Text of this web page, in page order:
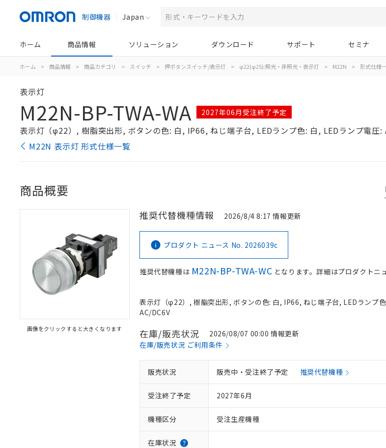
制御機器 Japan
ホーム 商品情報 ソリューション ダウンロード サポート セミナ
ホーム > 商品情報 > 商品カテゴリ > スイッチ > 押ボタンスイッチ/表示灯 > φ22(φ25):照光・非照光・表示灯 > M22N > 形式仕様
表示灯
M22N-BP-TWA-WA 2027年06月受注終了予定
表示灯（φ22）, 樹脂突出形, ボタンの色: 白, IP66, ねじ端子台, LEDランプ色: 白, LEDランプ電圧:
M22N 表示灯 形式仕様一覧
商品概要
画像をクリックすると大きくなります
推奨代替機種情報 2026/8/4 8:17 情報更新
プロダクト ニュース No. 2026039c
推奨代替機種は M22N-BP-TWA-WC となります。詳細はプロダクトニ
表示灯（φ22）, 樹脂突出形, ボタンの色: 白, IP66, ねじ端子台, LEDランプ
AC/DC6V
在庫/販売状況
2026/08/07 00:00 情報更新
在庫/販売状況 ご利用条件
販売状況 販売中・受注終了予定 推奨代替機種
受注終了予定 2027年6月
機種区分 受注生産機種
在庫状況